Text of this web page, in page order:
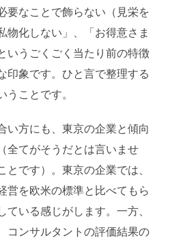
要なことで飾らない（見栄を
物化しない」、「お得意さま
いうごくごく当たり前の特徴
印象です。ひと言で整理する
うことです。
い方にも、東京の企業と傾向
全てがそうだとは言いませ
とです）。東京の企業では、
営を欧米の標準と比べてもら
ている感じがします。一方、
コンサルタントの評価結果の